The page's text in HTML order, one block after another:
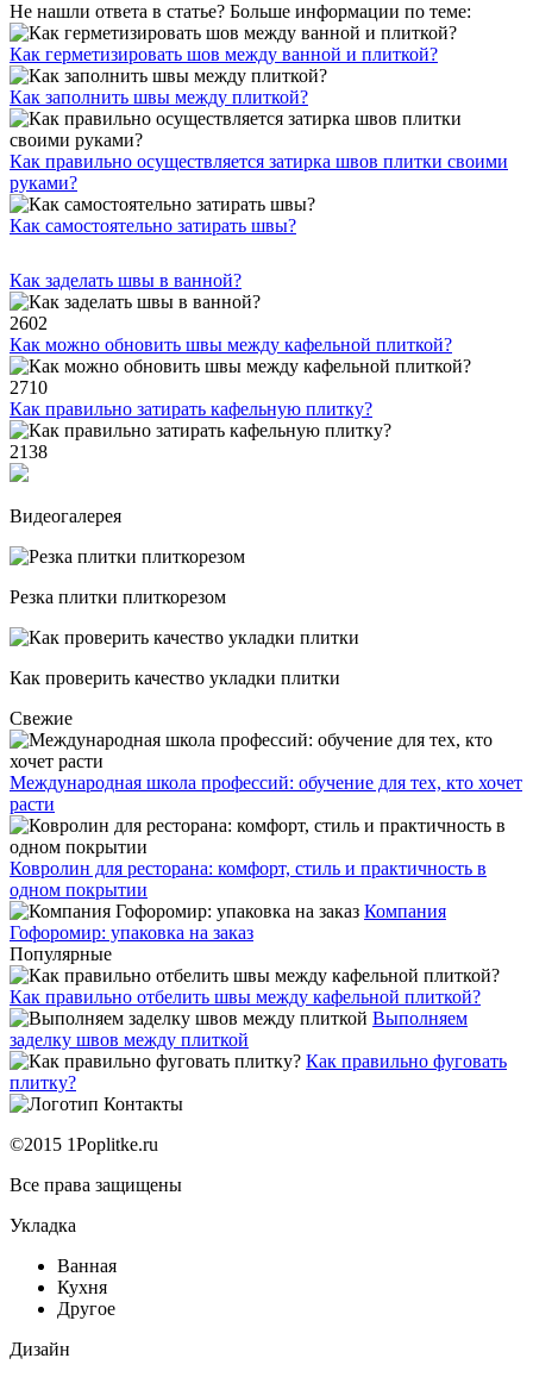
Не нашли ответа в статье? Больше информации по теме:
Как герметизировать шов между ванной и плиткой?
Как заполнить швы между плиткой?
Как правильно осуществляется затирка швов плитки своими
руками?
Как самостоятельно затирать швы?
Как заделать швы в ванной?
2602
Как можно обновить швы между кафельной плиткой?
2710
Как правильно затирать кафельную плитку?
2138
Видеогалерея
Резка плитки плиткорезом
Как проверить качество укладки плитки
Свежие
Международная школа профессий: обучение для тех, кто хочет
расти
Ковролин для ресторана: комфорт, стиль и практичность в
одном покрытии
Компания
Гофоромир: упаковка на заказ
Популярные
Как правильно отбелить швы между кафельной плиткой?
Выполняем
заделку швов между плиткой
Как правильно фуговать
плитку?
Контакты
©2015 1Poplitke.ru
Все права защищены
Укладка
Ванная
Кухня
Другое
Дизайн